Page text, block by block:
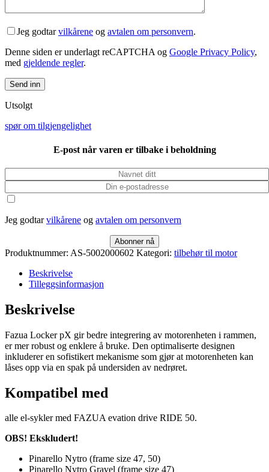
Jeg godtarvilkårene og avtalen om personvern.
Denne siden er underlagt reCAPTCHA og Google Privacy Policy,
med gjeldende regler.
Utsolgt
spør om tilgjengelighet
E-post når varen er tilbake i beholdning
Jeg godtarvilkårene og avtalen om personvern
Abonner nå
Produktnummer: AS-5002000602 Kategori: tilbehør til motor
Beskrivelse
Tilleggsinformasjon
Beskrivelse
Fazua Locker pX gir bedre integrering av motorenheten i rammen,
er mer robust og enklere å bruke. Den optimaliserte designen
inkluderer en sofistikert mekanisme som gjør at motorenheten kan
låses opp via en spak på undersiden av nedrøret.
Kompatibel med
alle el-sykler med FAZUA evation drive RIDE 50.
OBS! Ekskludert!
Pinarello Nytro (frame size 47, 50)
Pinarello Nytro Gravel (frame size 47)